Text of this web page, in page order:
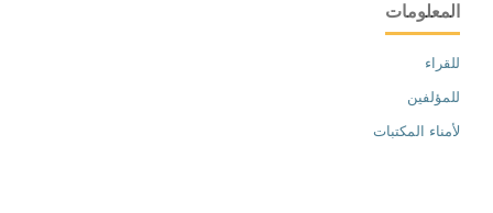
المعلومات
للقراء
للمؤلفين
لأمناء المكتبات